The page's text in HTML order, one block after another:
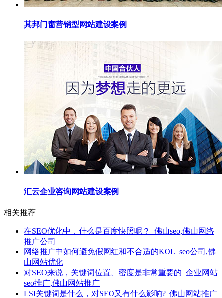
其邦门窗营销型网站建设案例
汇云企业咨询网站建设案例
相关推荐
在SEO优化中，什么是百度快照呢？_佛山seo,佛山网络
推广公司
网络推广​中如何避免假网红和不合适的KOL_seo公司,佛
山网站优化
对SEO来说，关键词位置、密度是非常重要的_企业网站
seo推广,佛山网站推广
LSI关键词是什么，对SEO又有什么影响?_佛山网站推广